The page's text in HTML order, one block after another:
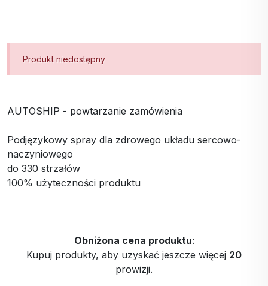
Produkt niedostępny
AUTOSHIP - powtarzanie zamówienia
Podjęzykowy spray dla zdrowego układu sercowo-
naczyniowego
do 330 strzałów
100% użyteczności produktu
Obniżona cena produktu:
Kupuj produkty, aby uzyskać jeszcze więcej 20
prowizji.